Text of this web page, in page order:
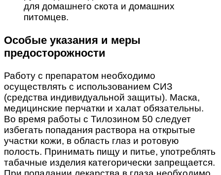
для домашнего скота и домашних
питомцев.
Особые указания и меры
предосторожности
Работу с препаратом необходимо
осуществлять с использованием СИЗ
(средства индивидуальной защиты). Маска,
медицинские перчатки и халат обязательны.
Во время работы с Тилозином 50 следует
избегать попадания раствора на открытые
участки кожи, в область глаз и ротовую
полость. Принимать пищу и питье, употреблять
табачные изделия категорически запрещается.